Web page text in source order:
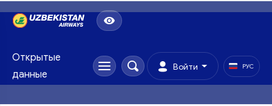
Открытые
данные
Войти РУС